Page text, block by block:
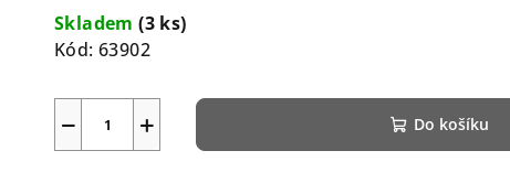
cena:
Skladem(3 ks)
Kód: 63902
+
− Do košíku